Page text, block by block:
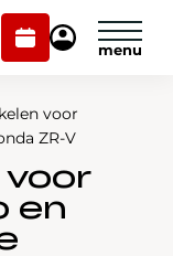
Plan
onderhoud
Mijn
voor
ZR-V
voor
en